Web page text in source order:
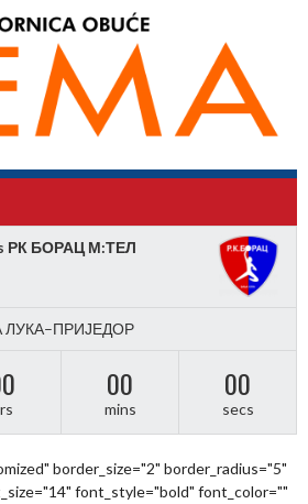
РК БОРАЦ М:ТЕЛ
00
mins
00
secs
border_size="2" border_radius="5"
font_style="bold" font_color=""